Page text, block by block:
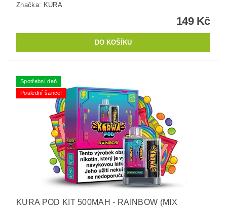
Značka: KURA
149 Kč
Spotřební daň
Poslední šance!
KURA POD KIT 500MAH - RAINBOW (MIX